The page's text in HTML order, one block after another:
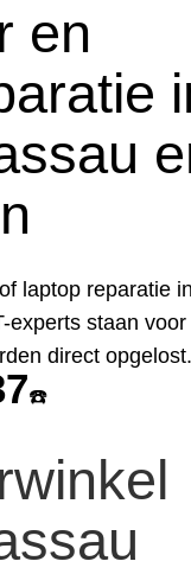
en
laptop reparatie in
experts staan voor
direct opgelost.
☎️